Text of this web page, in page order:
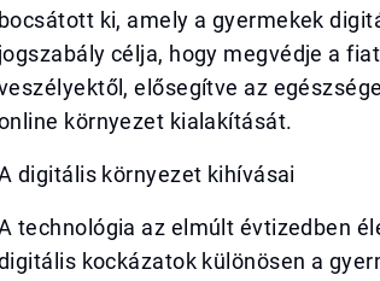
bocsátott ki, amely a gyermekek
jogszabály célja, hogy megvédje a
elősegítve az
környezet kialakítását.
digitális környezet kihívásai
technológia az elmúlt évtizedben
kockázatok különösen a